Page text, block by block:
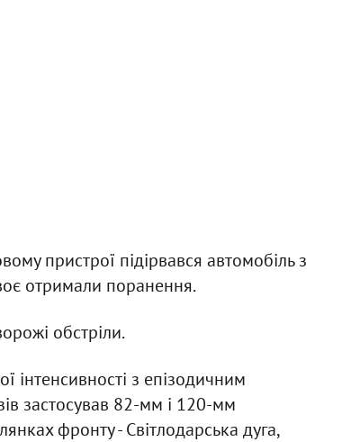
пристрої підірвався автомобіль з
отримали поранення.
обстріли.
інтенсивності з епізодичним
застосував 82-мм і 120-мм
фронту - Світлодарська дуга,